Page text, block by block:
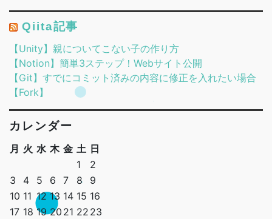
Qiita記事
【Unity】親についてこない子の作り方
【Notion】簡単3ステップ！Webサイト公開
【Git】すでにコミット済みの内容に修正を入れたい場合
【Fork】
カレンダー
月 火 水 木 金 土 日
1
2
3
4 5 6 7 8
9
10 11 12 13 14 15 16
17 18 19 20 21 22 23